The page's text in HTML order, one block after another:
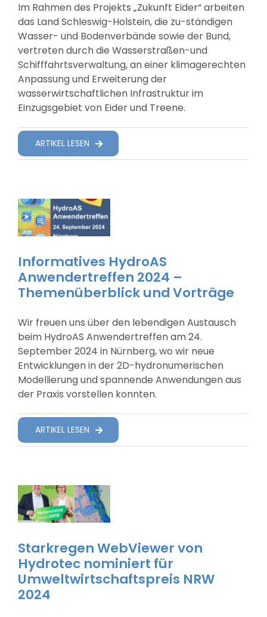
Im Rahmen des Projekts „Zukunft Eider“ arbeiten
das Land Schleswig-Holstein, die zu-ständigen
Wasser- und Bodenverbände sowie der Bund,
vertreten durch die Wasserstraßen-und
Schifffahrtsverwaltung, an einer klimagerechten
Anpassung und Erweiterung der
wasserwirtschaftlichen Infrastruktur im
Einzugsgebiet von Eider und Treene.
ARTIKEL LESEN
Informatives HydroAS
Anwendertreffen 2024 –
Themenüberblick und Vorträge
Wir freuen uns über den lebendigen Austausch
beim HydroAS Anwendertreffen am 24.
September 2024 in Nürnberg, wo wir neue
Entwicklungen in der 2D-hydronumerischen
Modellierung und spannende Anwendungen aus
der Praxis vorstellen konnten.
ARTIKEL LESEN
Starkregen WebViewer von
Hydrotec nominiert für
Umweltwirtschaftspreis NRW
2024